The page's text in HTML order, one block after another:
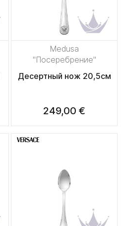
Medusa
"Посеребрение"
Десертный нож 20,5см
249,00 €